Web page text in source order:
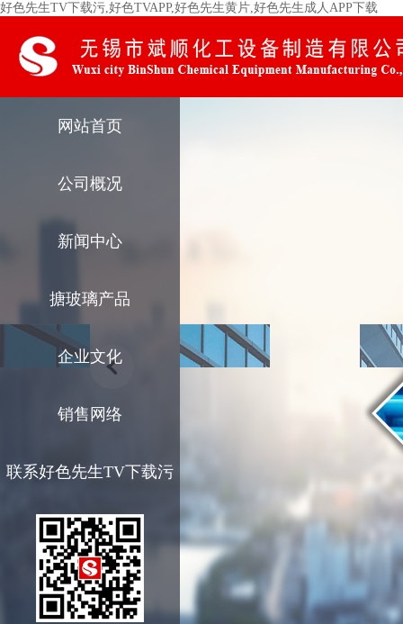
好色先生TV下载污,好色TVAPP,好色先生黄片,好色先生成人APP下载
网站首页
公司概况
新闻中心
搪玻璃产品
企业文化
销售网络
联系好色先生TV下载污